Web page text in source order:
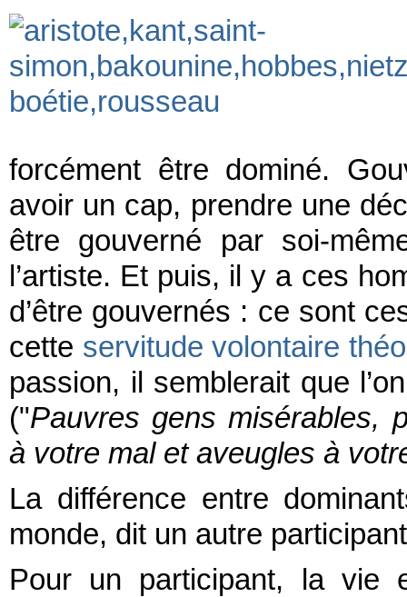
forcément être dominé.
avoir un cap, prendre une
être gouverné par soi-
l’artiste. Et puis, il y a ces
d’être gouvernés : ce sont
cette servitude volontaire
passion, il semblerait que
("Pauvres gens misérables,
à votre mal et aveugles à
La différence entre
monde, dit un autre
Pour un participant, la vie